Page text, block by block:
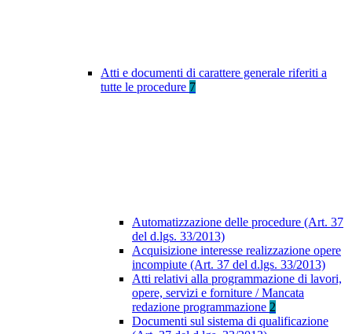
Atti e documenti di carattere generale riferiti a
tutte le procedure 7
Automatizzazione delle procedure (Art. 37
del d.lgs. 33/2013)
Acquisizione interesse realizzazione opere
incompiute (Art. 37 del d.lgs. 33/2013)
Atti relativi alla programmazione di lavori,
opere, servizi e forniture / Mancata
redazione programmazione 2
Documenti sul sistema di qualificazione